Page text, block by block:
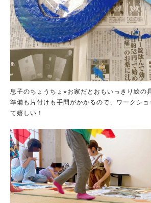
息子のちょうちょ⭐︎お家だとおもいっきり絵の
準備も片付けも手間がかかるので、ワークシ
て嬉しい！